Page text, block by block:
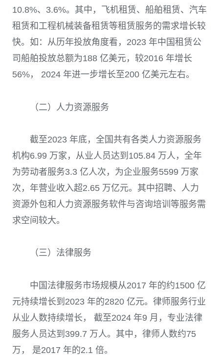
10.8%、3.6%。其中，飞机租赁、船舶租赁、汽车
租赁和工程机械装备租赁等租赁服务的需求增长较
快。如：从历年投放角度看，2023 年中国租赁公
司船舶投放总额为188 亿美元，较2016 年增长
56%， 2024 年进一步增长至200 亿美元左右。
（二）人力资源服务
截至2023 年底，全国共有各类人力资源服务
机构6.99 万家，从业人员达到105.84 万人，全年
为劳动者服务3.3 亿人次，为企业服务5599 万家
次，年营业收入超2.65 万亿元。其中招聘、人力
资源外包和人力资源服务软件与咨询培训等服务需
求空间较大。
（三）法律服务
中国法律服务市场规模从2017 年的约1500 亿
元持续增长到2023 年的2820 亿元。律师服务行业
从业人数持续增长， 截至2024 年9 月，专业法律
服务人员达到399.7 万人。其中，律师人数约75
万， 是2017 年的2.1 倍。